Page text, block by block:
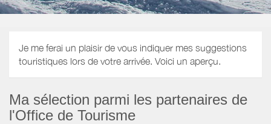
Je me ferai un plaisir de vous indiquer mes suggestions
touristiques lors de votre arrivée. Voici un aperçu.
Ma sélection parmi les partenaires de
l'Office de Tourisme